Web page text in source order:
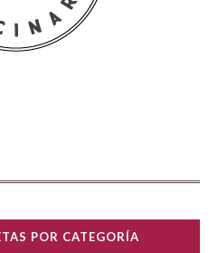
POR CATEGORÍA